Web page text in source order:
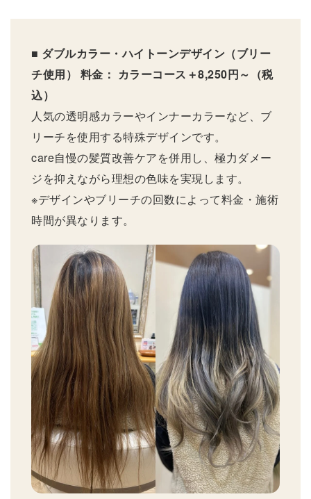
■ ダブルカラー・ハイトーンデザイン（ブリー
チ使用）
料金： カラーコース＋8,250円～（税
込）
人気の透明感カラーやインナーカラーなど、ブ
リーチを使用する特殊デザインです。
care自慢の髪質改善ケアを併用し、極力ダメー
ジを抑えながら理想の色味を実現します。
※デザインやブリーチの回数によって料金・施術
時間が異なります。